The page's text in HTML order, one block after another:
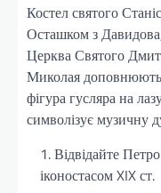
Костел святого
Осташком з
Церква Святого
Миколая доповнюють
фігура гусляра на
символізує музичну
Відвідайте
іконостасом XIX ст.